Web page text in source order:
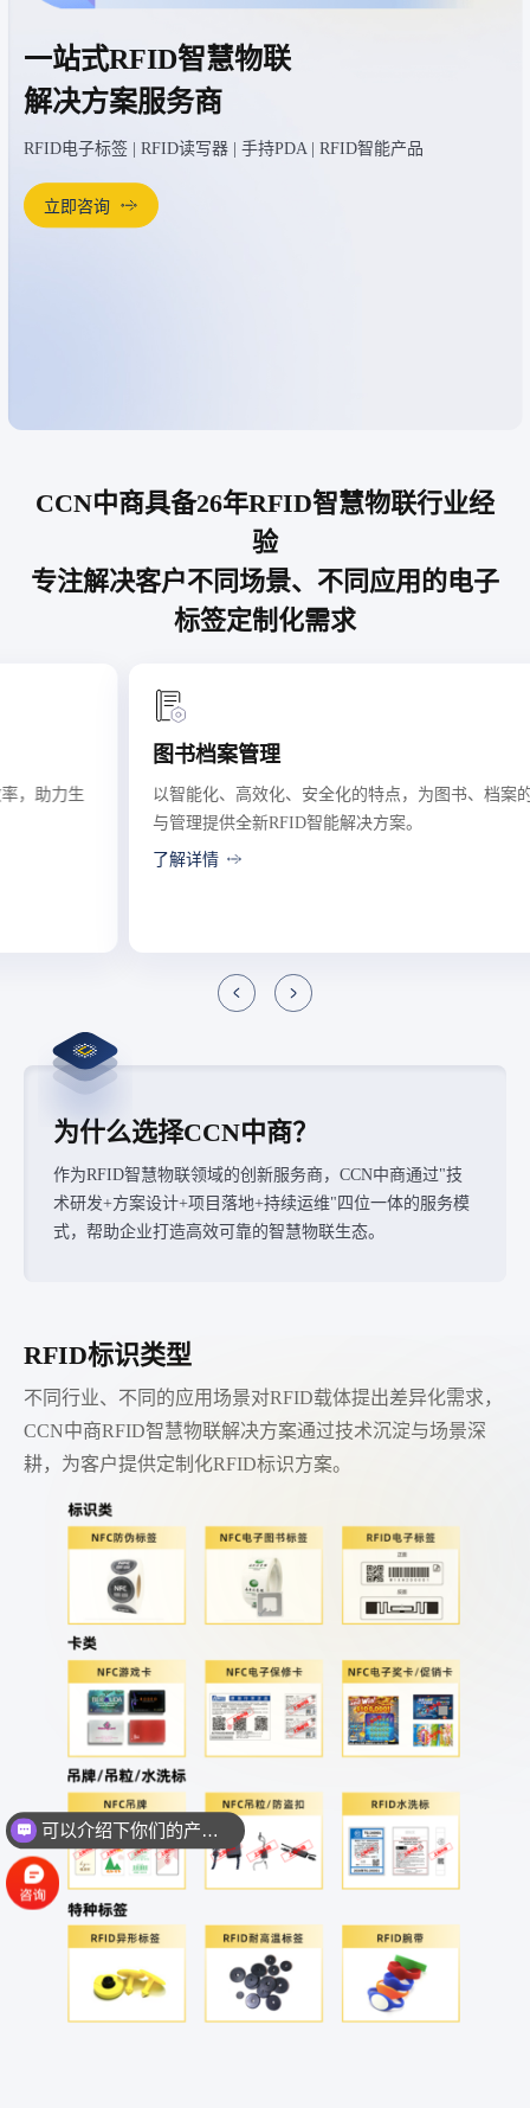
一站式RFID智慧物联
解决方案服务商
RFID电子标签 | RFID读写器 | 手持PDA | RFID智能产品
立即咨询
CCN中商具备26年RFID智慧物联行业经
验
专注解决客户不同场景、不同应用的电子
标签定制化需求
图书档案管理
以智能化、高效化、安全化的特点，为图书、档案的查阅
与管理提供全新RFID智能解决方案。
为什么选择CCN中商？
作为RFID智慧物联领域的创新服务商，CCN中商通过"技
术研发+方案设计+项目落地+持续运维"四位一体的服务模
式，帮助企业打造高效可靠的智慧物联生态。
RFID标识类型
不同行业、不同的应用场景对RFID载体提出差异化需求，
CCN中商RFID智慧物联解决方案通过技术沉淀与场景深
耕，为客户提供定制化RFID标识方案。
可以介绍下你们的产品么？